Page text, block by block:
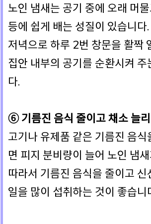
노인 냄새는 공기 중에 오래 머
등에 쉽게 배는 성질이 있습니다
저녁으로 하루 2번 창문을 활짝
집안 내부의 공기를 순환시켜 주
다.
⑥ 기름진 음식 줄이고 채소 늘
고기나 유제품 같은 기름진 음
면 피지 분비량이 늘어 노인 냄
따라서 기름진 음식을 줄이고
일을 많이 섭취하는 것이 좋습니